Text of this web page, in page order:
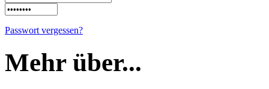
Passwort vergessen?
Mehr über...